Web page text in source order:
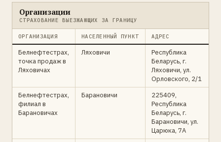
Организации
СТРАХОВАНИЕ ВЫЕЗЖАЮЩИХ ЗА ГРАНИЦУ
ОРГАНИЗАЦИЯ НАСЕЛЕННЫЙ ПУНКТ АДРЕС
Белнефтестрах,
точка продаж в
Ляховичах
Ляховичи
Республика
Беларусь, г.
Ляховичи, ул.
Орловского, 2/1
Белнефтестрах,
филиал в
Барановичах
Барановичи
225409,
Республика
Беларусь, г.
Барановичи, ул.
Царюка, 7А